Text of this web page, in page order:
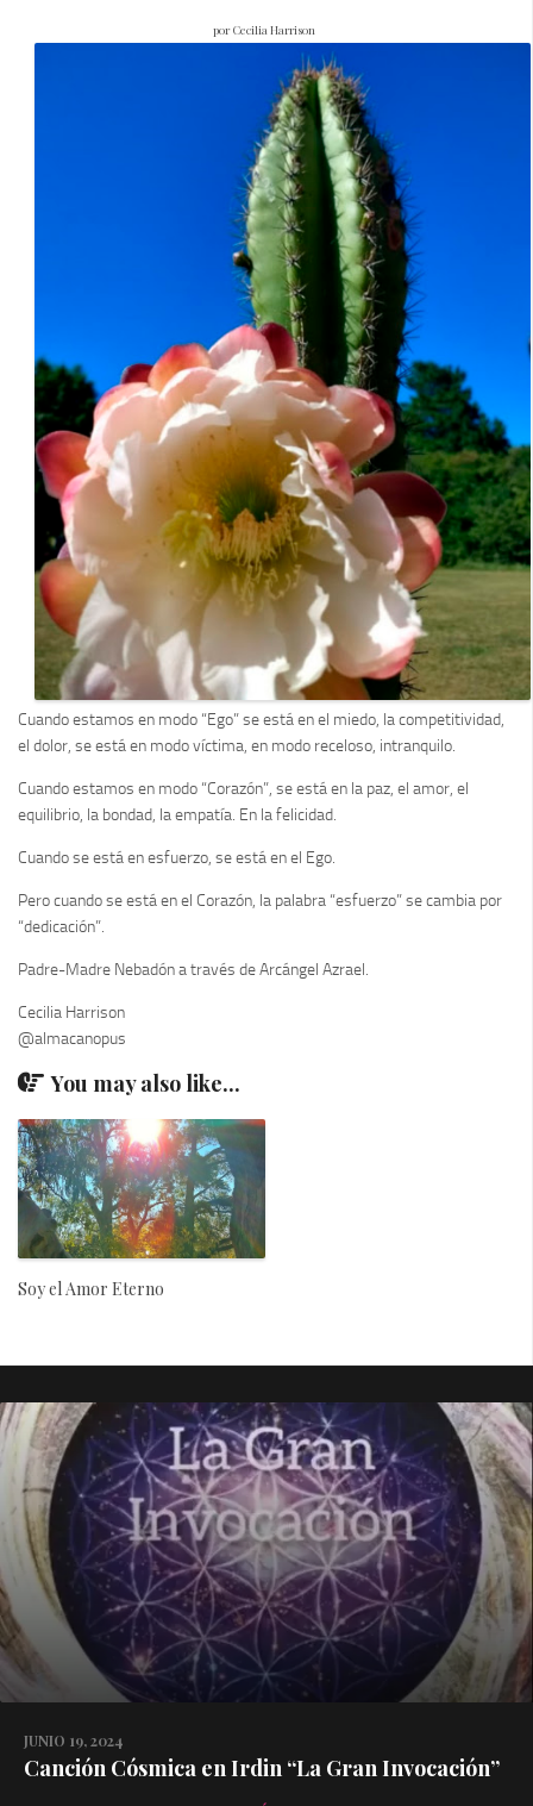
por Cecilia Harrison
Cuando estamos en modo “Ego” se está en el miedo, la competitividad,
el dolor, se está en modo víctima, en modo receloso, intranquilo.
Cuando estamos en modo “Corazón”, se está en la paz, el amor, el
equilibrio, la bondad, la empatía. En la felicidad.
Cuando se está en esfuerzo, se está en el Ego.
Pero cuando se está en el Corazón, la palabra “esfuerzo” se cambia por
“dedicación”.
Padre-Madre Nebadón a través de Arcángel Azrael.
Cecilia Harrison
@almacanopus
You may also like...
Soy el Amor Eterno
JUNIO 19, 2024
Canción Cósmica en Irdin “La Gran Invocación”